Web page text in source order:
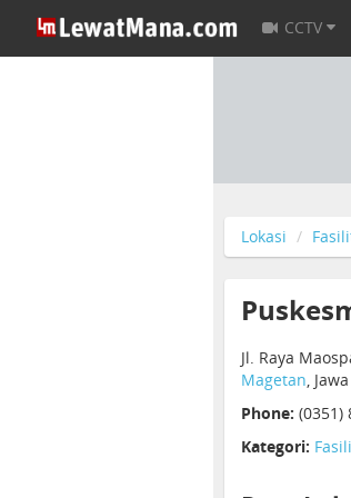
CCTV
Lokasi
Jl. Raya
Magetan,
Phone: (0351)
Kategori: